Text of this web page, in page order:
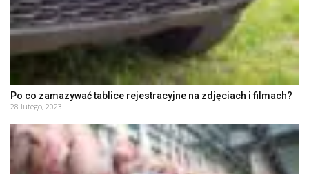
Po co zamazywać tablice rejestracyjne na zdjęciach i filmach?
28 lutego, 2023